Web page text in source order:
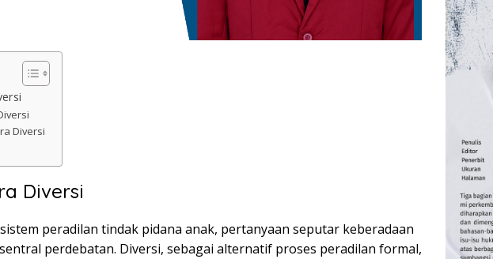
Diversi
Diversi
peradilan tindak pidana anak, pertanyaan seputar keberadaan
perdebatan. Diversi, sebagai alternatif proses peradilan formal,